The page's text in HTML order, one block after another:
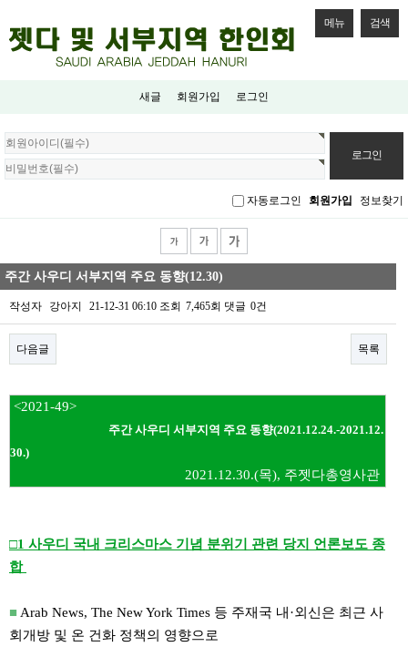
메뉴 검색
새글 회원가입 로그인
회
원
로
자동로그인 회원가입 정보찾기
주간 사우디 서부지역 주요 동향(12.30)
작성자 강아지 21-12-31 06:10 조회 7,465회 댓글 0건
다음글 목록
본문
<2021-49>
주간 사우디 서부지역 주요 동향(2021.12.24.-2021.12.
30.)
2021.12.30.(목), 주젯다총영사관
□1 사우디 국내 크리스마스 기념 분위기 관련 당지 언론보도 종
합
■ Arab News, The New York Times 등 주재국 내·외신은 최근 사
회개방 및 온 건화 정책의 영향으로